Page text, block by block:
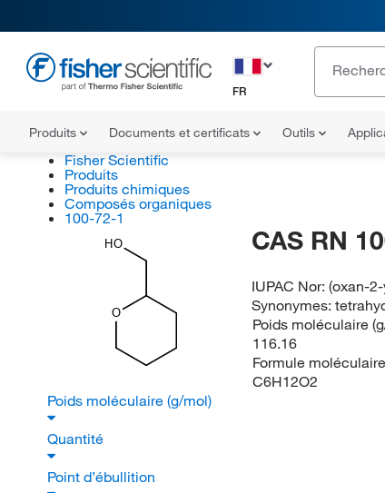
FR
Produits Documents et certificats Outils
Fisher Scientific
Produits
Produits chimiques
Composés organiques
100-72-1
HO
O
CAS RN
IUPAC Nor:(oxan-
Synonymes:
Poids moléculaire
116.16
Formule
C6H12O2
Poids moléculaire (g/mol)
Quantité
Point d’ébullition